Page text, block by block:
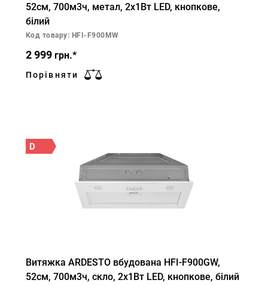
52см, 700м3ч, метал, 2х1Вт LED, кнопкове,
білий
Код товару: HFI-F900MW
2 999 грн.*
Порівняти
D
Витяжка ARDESTO вбудована HFI-F900GW,
52см, 700м3ч, скло, 2х1Вт LED, кнопкове, білий